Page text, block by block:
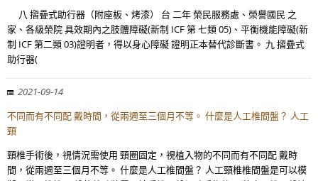
八 摺疊式助行器（附座板、烤漆） 台 二年 榮民服務處、榮譽國民 之
家、各級榮院 具效期內之肢體障礙(新制 ICF 第 七類 05)、平衡機能障礙(新
制 ICF 第二類 03)證明者，得以身心障礙 證明正本替代診斷書。 九 摺疊式
助行器(
2021-09-14
不同而有不同配 戴時間，從兩週至三個月不等。 什麼是人工椎間盤？ 人工
頸
頸椎手術後，視情況需使用 頸圈固定，視植入物的不同而有不同配 戴時
間，從兩週至三個月不等。 什麼是人工椎間盤？ 人工頸椎椎間盤是可以模